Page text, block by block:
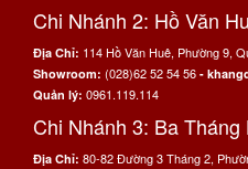
Chi Nhánh 2: Hồ Văn
Địa Chỉ: 114 Hồ Văn Huê, Phường 9,
Showroom: (028)62 52 54 56 -
Quản lý: 0961.119.114
Chi Nhánh 3: Ba Tháng
Địa Chỉ: 80-82 Đường 3 Tháng 2,